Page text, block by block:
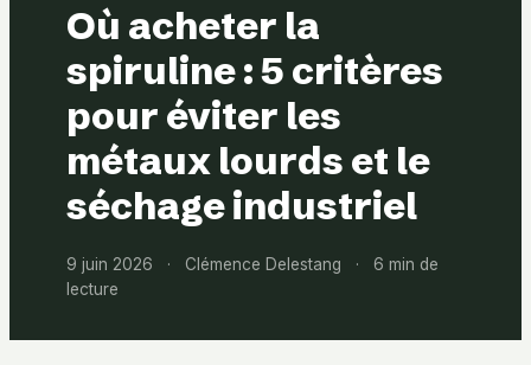
Bien-être
Où acheter la
spiruline : 5 critères
pour éviter les
métaux lourds et le
séchage industriel
9 juin 2026 · Clémence Delestang ·
6 min de
lecture